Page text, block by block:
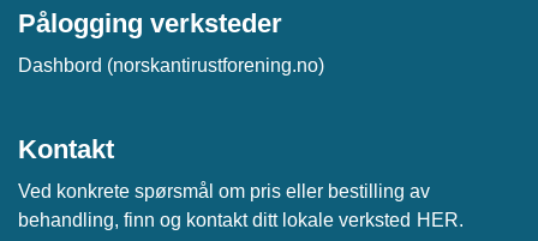
Pålogging verksteder
Dashbord (norskantirustforening.no)
Kontakt
Ved konkrete spørsmål om pris eller bestilling av
behandling, finn og kontakt ditt lokale verksted HER.